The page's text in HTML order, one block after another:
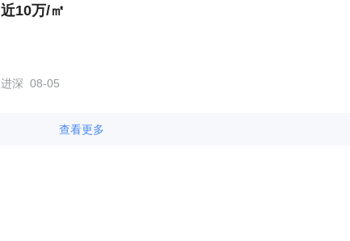
近10万/㎡
进深 08-05
查看更多